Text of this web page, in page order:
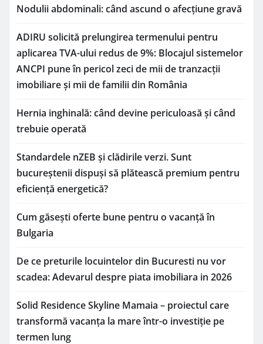
Nodulii abdominali: când ascund o afecțiune gravă
ADIRU solicită prelungirea termenului pentru
aplicarea TVA-ului redus de 9%: Blocajul sistemelor
ANCPI pune în pericol zeci de mii de tranzacții
imobiliare și mii de familii din România
Hernia inghinală: când devine periculoasă și când
trebuie operată
Standardele nZEB și clădirile verzi. Sunt
bucureștenii dispuși să plătească premium pentru
eficiență energetică?
Cum găsești oferte bune pentru o vacanță în
Bulgaria
De ce preturile locuintelor din Bucuresti nu vor
scadea: Adevarul despre piata imobiliara in 2026
Solid Residence Skyline Mamaia – proiectul care
transformă vacanța la mare într-o investiție pe
termen lung